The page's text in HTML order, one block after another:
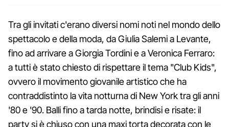
Tra gli invitati c'erano diversi nomi noti nel mondo dello
spettacolo e della moda, da Giulia Salemi a Levante,
fino ad arrivare a Giorgia Tordini e a Veronica Ferraro:
a tutti è stato chiesto di rispettare il tema "Club Kids",
ovvero il movimento giovanile artistico che ha
contraddistinto la vita notturna di New York tra gli anni
'80 e '90. Balli fino a tarda notte, brindisi e risate: il
party si è chiuso con una maxi torta decorata con le